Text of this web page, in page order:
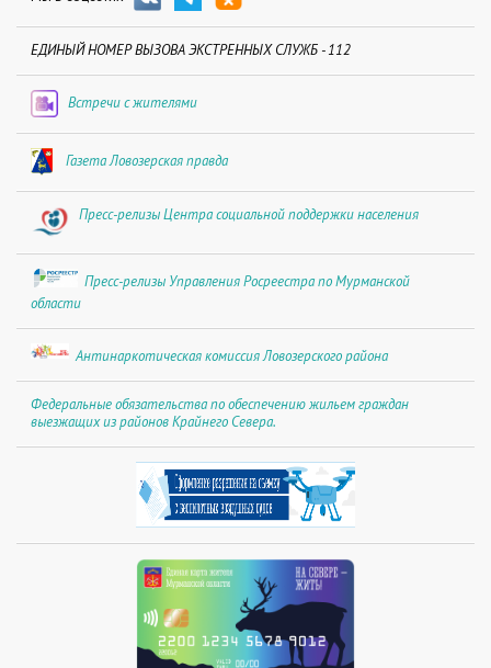
ЕДИНЫЙ НОМЕР ВЫЗОВА ЭКСТРЕННЫХ СЛУЖБ - 112
Встречи с жителями
Газета Ловозерская правда
Пресс-релизы Центра социальной поддержки населения
Пресс-релизы Управления Росреестра по Мурманской
области
Антинаркотическая комиссия Ловозерского района
Федеральные обязательства по обеспечению жильем граждан
выезжащих из районов Крайнего Севера.